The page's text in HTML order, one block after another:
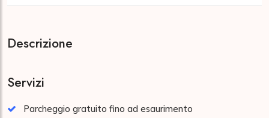
Descrizione
Servizi
Parcheggio gratuito fino ad esaurimento